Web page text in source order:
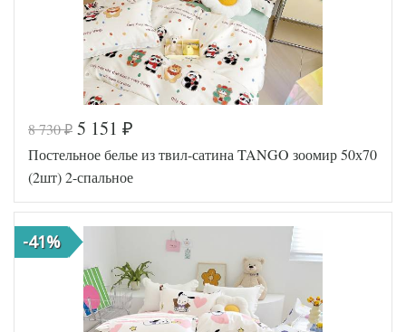
Код товара
578-307
Артикул
TT1211
Ткань
Твил
Размер
пододеяльника 180х210
Размер
простыни
70х70
(2шт)
Производитель
Tango
(Китай)
8 730₽ 5 151 ₽
Постельное белье из твил-сатина TANGO зоомир 50х70
(2шт) 2-спальное
-41%